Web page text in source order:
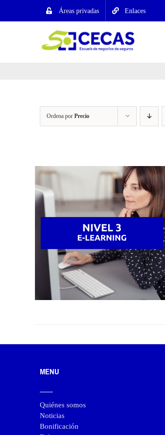
Áreas privadas Enlaces
Ordena por Precio
MENU
Quiénes somos
Noticias
Bonificación